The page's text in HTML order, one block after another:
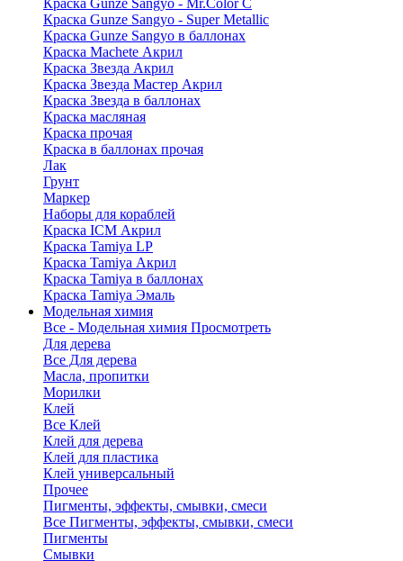
Краска Gunze Sangyo - Mr.Color C
Краска Gunze Sangyo - Super Metallic
Краска Gunze Sangyo в баллонах
Краска Machete Акрил
Краска Звезда Акрил
Краска Звезда Мастер Акрил
Краска Звезда в баллонах
Краска масляная
Краска прочая
Краска в баллонах прочая
Лак
Грунт
Маркер
Наборы для кораблей
Краска ICM Акрил
Краска Tamiya LP
Краска Tamiya Акрил
Краска Tamiya в баллонах
Краска Tamiya Эмаль
Модельная химия
Все - Модельная химия Просмотреть
Для дерева
Все Для дерева
Масла, пропитки
Морилки
Клей
Все Клей
Клей для дерева
Клей для пластика
Клей универсальный
Прочее
Пигменты, эффекты, смывки, смеси
Все Пигменты, эффекты, смывки, смеси
Пигменты
Смывки